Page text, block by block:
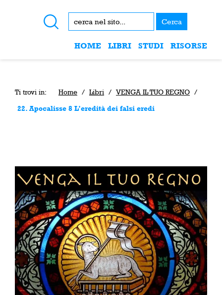
Cerca
HOME LIBRI STUDI RISORSE
Ti trovi in: Home / Libri / VENGA IL TUO REGNO /
22. Apocalisse 8 L’eredità dei falsi eredi